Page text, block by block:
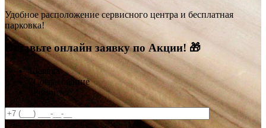
Удобное расположение сервисного центра и бесплатная
парковка!
Оставьте онлайн заявку по Акции! 🎁
1 Заявка
2Согласование
Ремонт